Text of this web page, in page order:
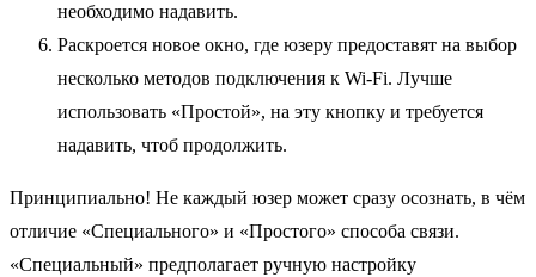
необходимо надавить.
Раскроется новое окно, где юзеру предоставят на выбор
несколько методов подключения к Wi-Fi. Лучше
использовать «Простой», на эту кнопку и требуется
надавить, чтоб продолжить.
Принципиально! Не каждый юзер может сразу осознать, в чём
отличие «Специального» и «Простого» способа связи.
«Специальный» предполагает ручную настройку